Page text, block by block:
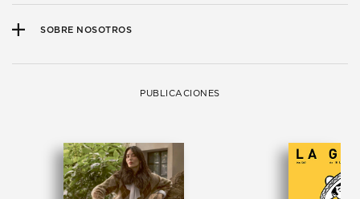
SOBRE NOSOTROS
PUBLICACIONES